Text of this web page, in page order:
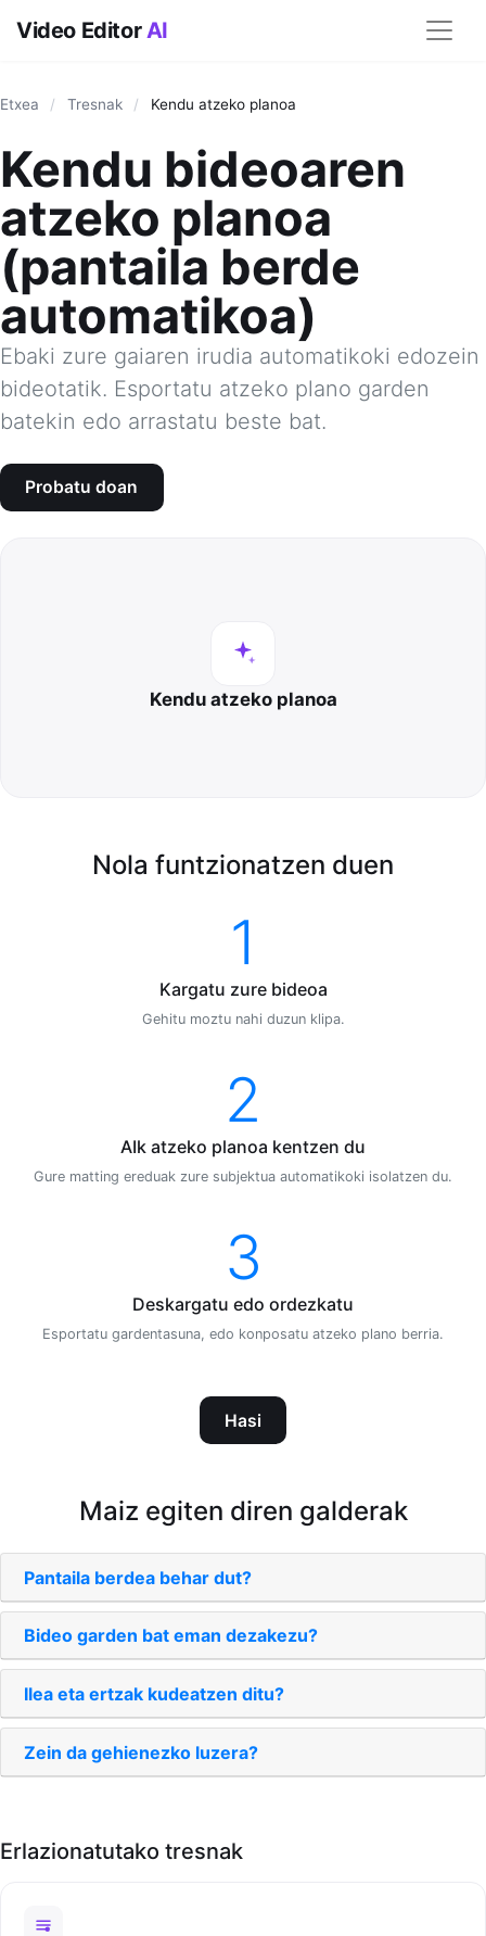
Video EditorAI
Etxea / Tresnak / Kendu atzeko planoa
Kendu bideoaren
atzeko planoa
(pantaila berde
automatikoa)
Ebaki zure gaiaren irudia automatikoki edozein
bideotatik. Esportatu atzeko plano garden
batekin edo arrastatu beste bat.
Probatu doan
Kendu atzeko planoa
Nola funtzionatzen duen
1
Kargatu zure bideoa
Gehitu moztu nahi duzun klipa.
2
AIk atzeko planoa kentzen du
Gure matting ereduak zure subjektua automatikoki isolatzen du.
3
Deskargatu edo ordezkatu
Esportatu gardentasuna, edo konposatu atzeko plano berria.
Hasi
Maiz egiten diren galderak
Pantaila berdea behar dut?
Bideo garden bat eman dezakezu?
Ilea eta ertzak kudeatzen ditu?
Zein da gehienezko luzera?
Erlazionatutako tresnak